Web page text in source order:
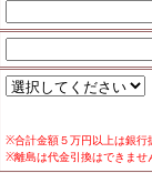
※合計金額５万円以上は銀行
※離島は代金引換はできませ